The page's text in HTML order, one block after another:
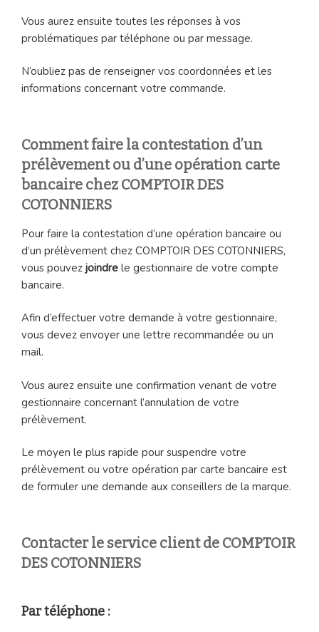
Vous aurez ensuite toutes les réponses à vos
problématiques par téléphone ou par message.
N’oubliez pas de renseigner vos coordonnées et les
informations concernant votre commande.
Comment faire la contestation d’un
prélèvement ou d’une opération carte
bancaire chez COMPTOIR DES
COTONNIERS
Pour faire la contestation d’une opération bancaire ou
d’un prélèvement chez COMPTOIR DES COTONNIERS,
vous pouvez joindre le gestionnaire de votre compte
bancaire.
Afin d’effectuer votre demande à votre gestionnaire,
vous devez envoyer une lettre recommandée ou un
mail.
Vous aurez ensuite une confirmation venant de votre
gestionnaire concernant l’annulation de votre
prélèvement.
Le moyen le plus rapide pour suspendre votre
prélèvement ou votre opération par carte bancaire est
de formuler une demande aux conseillers de la marque.
Contacter le service client de COMPTOIR
DES COTONNIERS
Par téléphone :